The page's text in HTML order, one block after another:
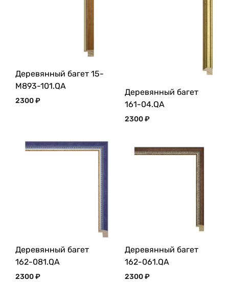
Деревянный багет 15-
M893-101.QA
2300₽
Деревянный багет
161-04.QA
2300₽
Деревянный багет
162-081.QA
2300₽
Деревянный багет
162-061.QA
2300₽